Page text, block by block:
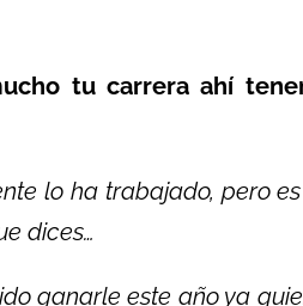
tu carrera ahí
lo ha trabajado, pero
dices…
ganarle este año ya